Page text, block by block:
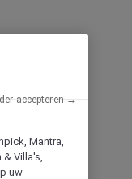
Mantra,
& Villa's,
uw
accepteren →